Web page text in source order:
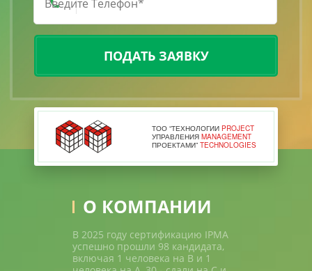
ПОДАТЬ ЗАЯВКУ
ТОО “ТЕХНОЛОГИИ PROJECT
УПРАВЛЕНИЯ MANAGEMENT
ПРОЕКТАМИ” TECHNOLOGIES
О КОМПАНИИ
В 2025 году сертификацию IPMA
успешно прошли 98 кандидата,
включая 1 человека на В и 1